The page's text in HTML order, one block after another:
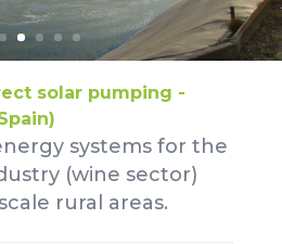
solar pumping -
systems for the
(wine sector)
rural areas.